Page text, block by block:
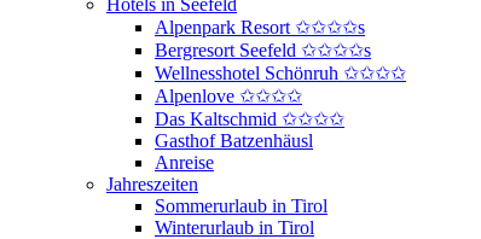
Alpenpark Resort ✩✩✩✩s
Bergresort Seefeld ✩✩✩✩s
Wellnesshotel Schönruh ✩✩✩✩
Alpenlove ✩✩✩✩
Das Kaltschmid ✩✩✩✩
Gasthof Batzenhäusl
Anreise
Jahreszeiten
Sommerurlaub in Tirol
Winterurlaub in Tirol